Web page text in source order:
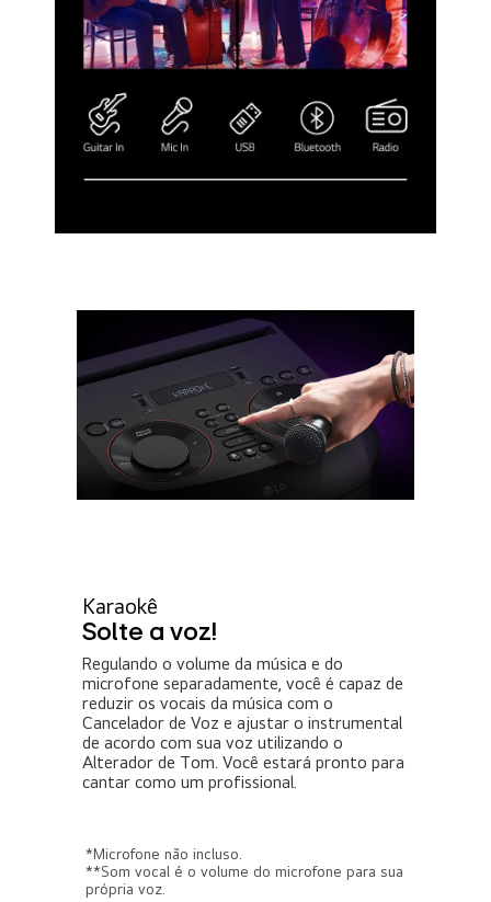
Karaokê
Solte a voz!
Regulando o volume da música e do
microfone separadamente, você é capaz de
reduzir os vocais da música com o
Cancelador de Voz e ajustar o instrumental
de acordo com sua voz utilizando o
Alterador de Tom. Você estará pronto para
cantar como um profissional.
*Microfone não incluso.
**Som vocal é o volume do microfone para sua
própria voz.